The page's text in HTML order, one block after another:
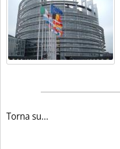
Torna su...